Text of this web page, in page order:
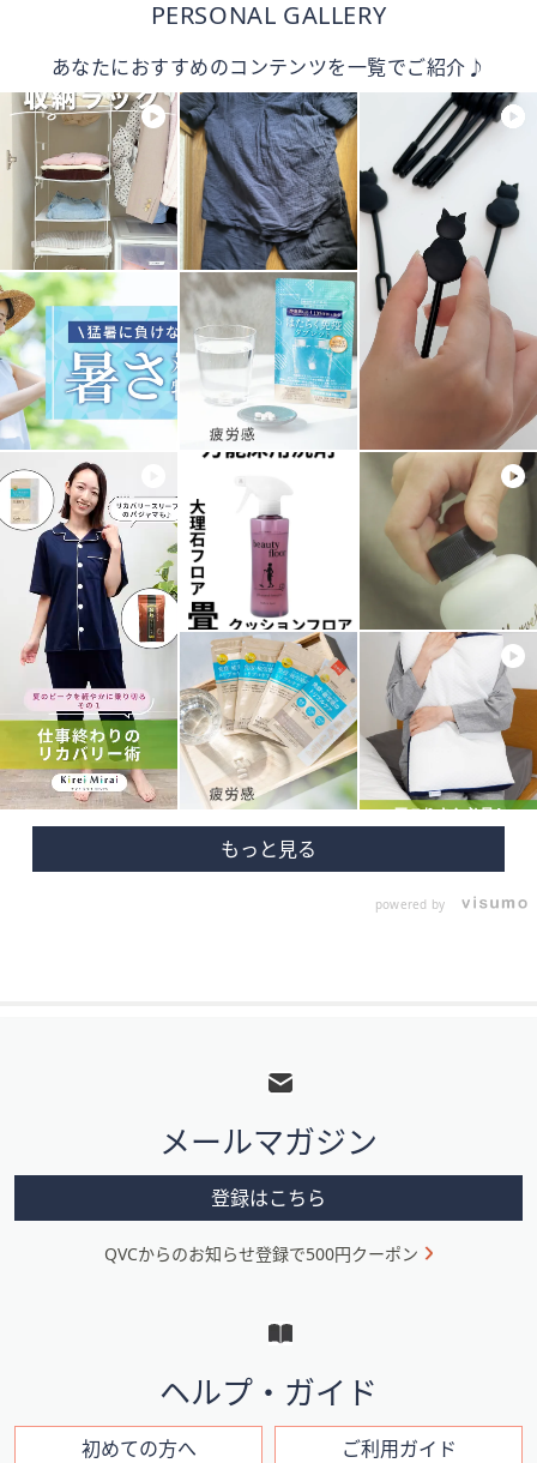
PERSONAL GALLERY
あなたにおすすめのコンテンツを一覧でご紹介♪
powered by
メ
ニ
ン
メールマガジン
登録はこちら
QVCからのお知らせ登録で500円クーポン
ヘルプ・ガイド
初めての方へ ご利用ガイド